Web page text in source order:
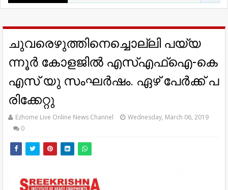
ചു​വ​രെ​ഴു​ത്തി​നെ​ച്ചൊ​ല്ലി പ​യ്യ​
ന്നൂ​ര്‍ കോ​ള​ജി​ല്‍ എ​സ്‌എ​ഫ്‌ഐ-​കെ​
എ​സ് യു ​സം​ഘ​ര്‍​ഷം. ഏ​ഴ് പേ​ര്‍​ക്ക് പ​
രി​ക്കേ​റ്റു
Ezhome Live Online News Channel
Wednesday, March 06, 2019
0